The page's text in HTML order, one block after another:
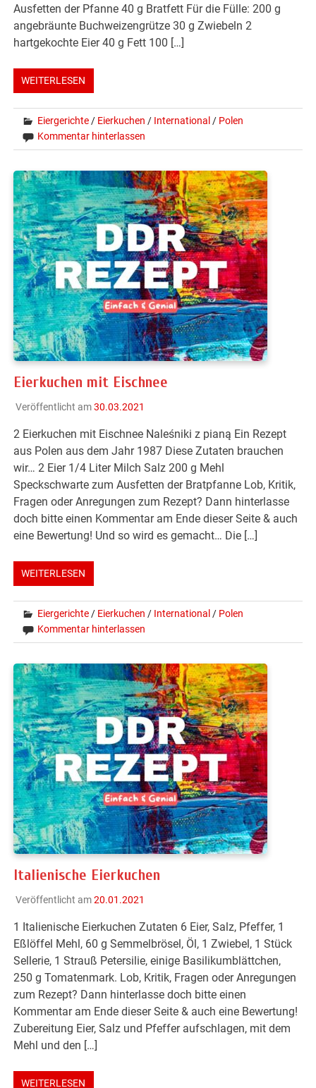
Ausfetten der Pfanne 40 g Bratfett Für die Fülle: 200 g
angebräunte Buchweizengrütze 30 g Zwiebeln 2
hartgekochte Eier 40 g Fett 100 […]
WEITERLESEN
Eiergerichte/ Eierkuchen / International / Polen
Kommentar hinterlassen
Eierkuchen mit Eischnee
Veröffentlicht am30.03.2021
2 Eierkuchen mit Eischnee Naleśniki z pianą Ein Rezept
aus Polen aus dem Jahr 1987 Diese Zutaten brauchen
wir… 2 Eier 1/4 Liter Milch Salz 200 g Mehl
Speckschwarte zum Ausfetten der Bratpfanne Lob, Kritik,
Fragen oder Anregungen zum Rezept? Dann hinterlasse
doch bitte einen Kommentar am Ende dieser Seite & auch
eine Bewertung! Und so wird es gemacht… Die […]
WEITERLESEN
Eiergerichte / Eierkuchen / International / Polen
Kommentar hinterlassen
Italienische Eierkuchen
Veröffentlicht am20.01.2021
1 Italienische Eierkuchen Zutaten 6 Eier, Salz, Pfeffer, 1
Eßlöffel Mehl, 60 g Semmelbrösel, Öl, 1 Zwiebel, 1 Stück
Sellerie, 1 Strauß Petersilie, einige Basilikumblättchen,
250 g Tomatenmark. Lob, Kritik, Fragen oder Anregungen
zum Rezept? Dann hinterlasse doch bitte einen
Kommentar am Ende dieser Seite & auch eine Bewertung!
Zubereitung Eier, Salz und Pfeffer aufschlagen, mit dem
Mehl und den […]
WEITERLESEN